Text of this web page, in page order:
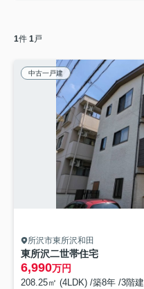
1件 1戸
中古一戸建
所沢市東所沢和田
東所沢二世帯住宅
6,990万円
208.25㎡ (4LDK) /築8年 /3階建